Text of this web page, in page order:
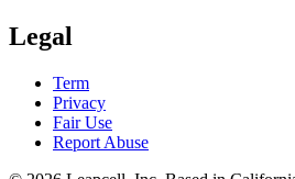
Legal
Term
Privacy
Fair Use
Report Abuse